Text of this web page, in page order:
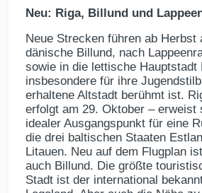
Neu: Riga, Billund und
Neue Strecken führen ab Herbst
dänische Billund, nach
sowie in die lettische Hauptstadt
insbesondere für ihre
erhaltene Altstadt berühmt ist.
erfolgt am 29. Oktober – erweist
idealer Ausgangspunkt für eine
die drei baltischen Staaten
Litauen. Neu auf dem Flugplan
auch Billund. Die größte
Stadt ist der international